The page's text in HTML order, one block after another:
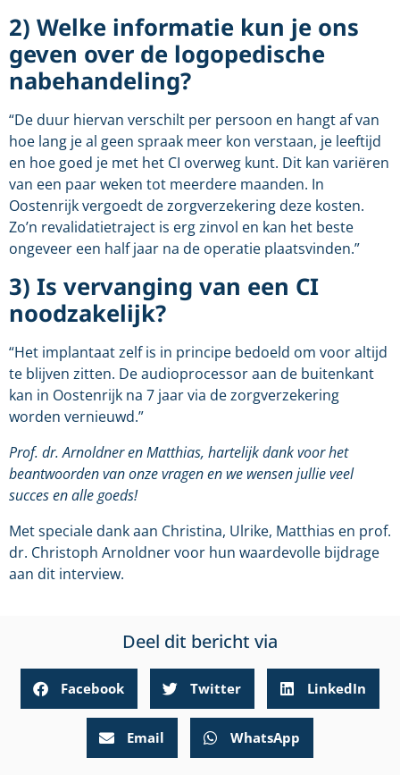
2) Welke informatie kun je ons
geven over de logopedische
nabehandeling?
“De duur hiervan verschilt per persoon en hangt af van
hoe lang je al geen spraak meer kon verstaan, je leeftijd
en hoe goed je met het CI overweg kunt. Dit kan variëren
van een paar weken tot meerdere maanden. In
Oostenrijk vergoedt de zorgverzekering deze kosten.
Zo’n revalidatietraject is erg zinvol en kan het beste
ongeveer een half jaar na de operatie plaatsvinden.”
3) Is vervanging van een CI
noodzakelijk?
“Het implantaat zelf is in principe bedoeld om voor altijd
te blijven zitten. De audioprocessor aan de buitenkant
kan in Oostenrijk na 7 jaar via de zorgverzekering
worden vernieuwd.”
Prof. dr. Arnoldner en Matthias, hartelijk dank voor het
beantwoorden van onze vragen en we wensen jullie veel
succes en alle goeds!
Met speciale dank aan Christina, Ulrike, Matthias en prof.
dr. Christoph Arnoldner voor hun waardevolle bijdrage
aan dit interview.
Deel dit bericht via
Facebook Twitter LinkedIn
Email WhatsApp